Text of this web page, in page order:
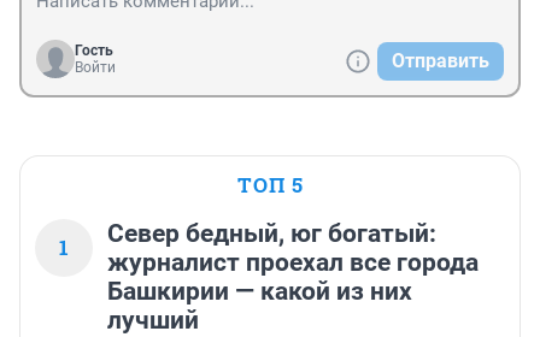
Гость
Войти
Отправить
ТОП 5
1
Север бедный, юг богатый:
журналист проехал все города
Башкирии — какой из них
лучший